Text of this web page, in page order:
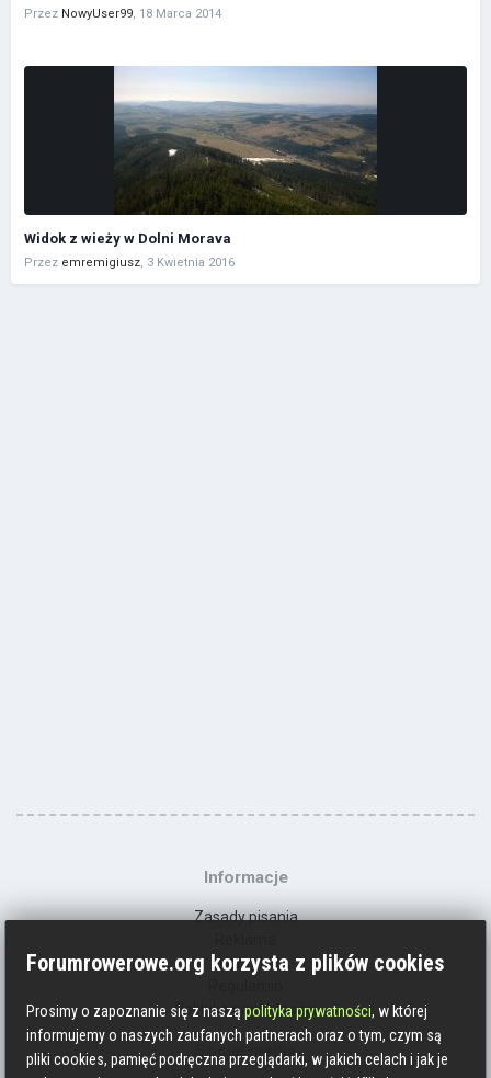
Przez NowyUser99, 18 Marca 2014
Widok z wieży w Dolni Morava
Przez emremigiusz, 3 Kwietnia 2016
Informacje
Zasady pisania
Kontakt
Polityka prywatności
Social media
Forumrowerowe.org korzysta z plików cookies
Prosimy o zapoznanie się z nasząpolityka prywatności, w której
informujemy o naszych zaufanych partnerach oraz o tym, czym są
pliki cookies, pamięć podręczna przeglądarki, w jakich celach i jak je